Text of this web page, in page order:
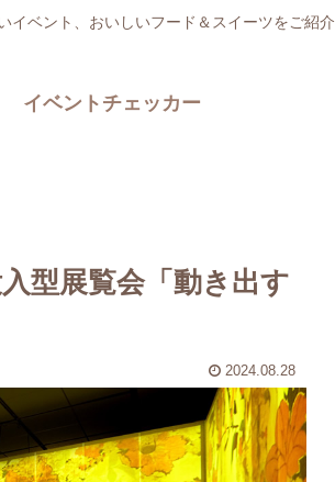
イベント、おいしいフード＆スイーツをご紹介
イベントチェッカー
型展覧会「動き出す
2024.08.28